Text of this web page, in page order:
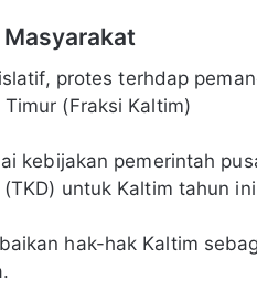
protes terhdap
(Fraksi Kaltim)
kebijakan pemerintah
untuk Kaltim tahun
hak-hak Kaltim